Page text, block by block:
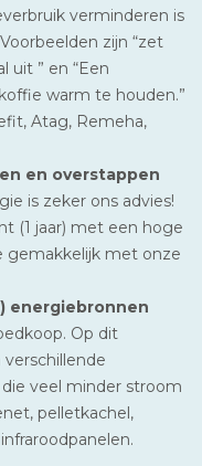
verminderen is
zijn “zet
uit ” en “Een
warm te houden.”
Atag, Remeha,
en overstappen
is zeker ons advies!
(1 jaar) met een hoge
gemakkelijk met onze
energiebronnen
Op dit
veel minder stroom
pelletkachel,